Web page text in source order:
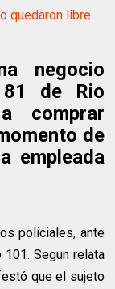
quedaron libre
negocio
81 de Rio
comprar
de
empleada
policiales, ante
Segun relata
que el sujeto